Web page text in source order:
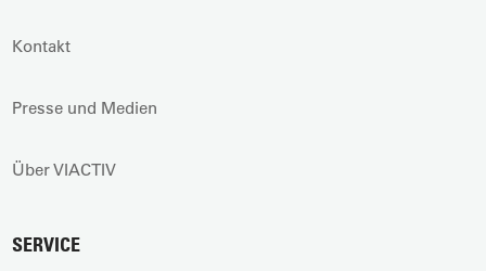
Kontakt
Presse und Medien
Über VIACTIV
SERVICE